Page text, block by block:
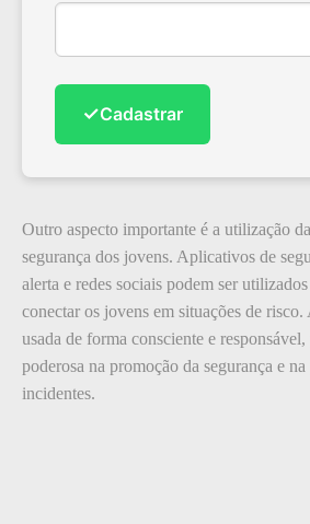
✓Cadastrar
Outro aspecto importante é a utilização
segurança dos jovens. Aplicativos de
alerta e redes sociais podem ser
conectar os jovens em situações de
usada de forma consciente e
poderosa na promoção da segurança e
incidentes.